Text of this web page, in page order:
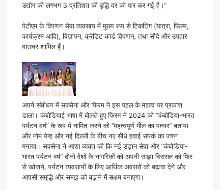
उद्योग की लगभग 3 प्रतिशत की वृद्धि दर को पार कर गई है।”
पेटीएम के विपणन सेवा व्यवसाय में मुख्य रूप से टिकटिंग (यात्रा, फिल्म,
कार्यक्रम आदि), विज्ञापन, क्रेडिट कार्ड विपणन, तथा सौदे और उपहार
वाउचर शामिल हैं।
अपने संबोधन में सक्सेना और फिरम ने इस पहल के महत्व पर प्रकाश
डाला। कंबोडियाई भाषा में बोलते हुए फिरम ने 2024 को “कंबोडिया-भारत
पर्यटन वर्ष” के रूप में नामित करने को “महत्वपूर्ण मील का पत्थर” बताया
और नोम पेन्ह और नई दिल्ली के बीच नए सीधे हवाई संपर्क का जश्न
मनाया। सक्सेना ने आशा व्यक्त की कि नई उड़ान सेवा और “कंबोडिया-
भारत पर्यटन वर्ष” दोनों देशों के नागरिकों को अपनी साझा विरासत को फिर
से खोजने, पर्यटन व्यवसायों के लिए आर्थिक अवसरों को बढ़ावा देने और
आपसी समृद्धि और समझ को बढ़ाने में सक्षम बनाएगा।